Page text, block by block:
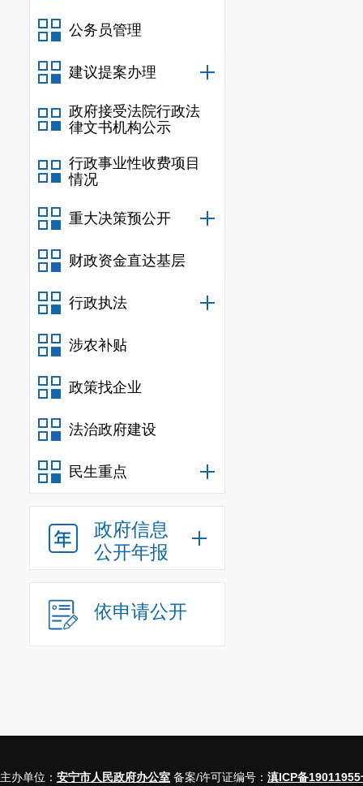
公务员管理
建议提案办理
政府接受法院行政法
律文书机构公示
行政事业性收费项目
情况
重大决策预公开
财政资金直达基层
行政执法
涉农补贴
政策找企业
法治政府建设
民生重点
政府信息
公开年报
依申请公开
主办单位： 安宁市人民政府办公室 备案/许可证编号： 滇ICP备